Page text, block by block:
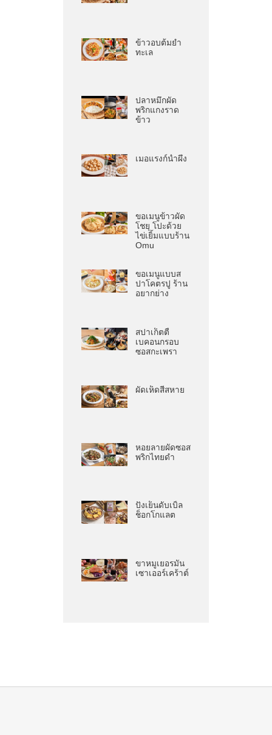
ข้าวอบต้มยำ
ทะเล
ปลาหมึกผัด
พริกแกงราด
ข้าว
เมอแรงก์น้ำผึ้ง
ขอเมนูข้าวผัด
โชยุ โปะด้วย
ไข่เยิ้มแบบร้าน
Omu
ขอเมนูแบบส
ปาโคตรปู ร้าน
อยากย่าง
สปาเก็ตตี้
เบคอนกรอบ
ซอสกะเพรา
ผัดเห็ดสี่สหาย
หอยลายผัดซอส
พริกไทยดำ
ปังเย็นดับเบิ้ล
ช็อกโกแลต
ขาหมูเยอรมัน
เซาเออร์เคร้าต์